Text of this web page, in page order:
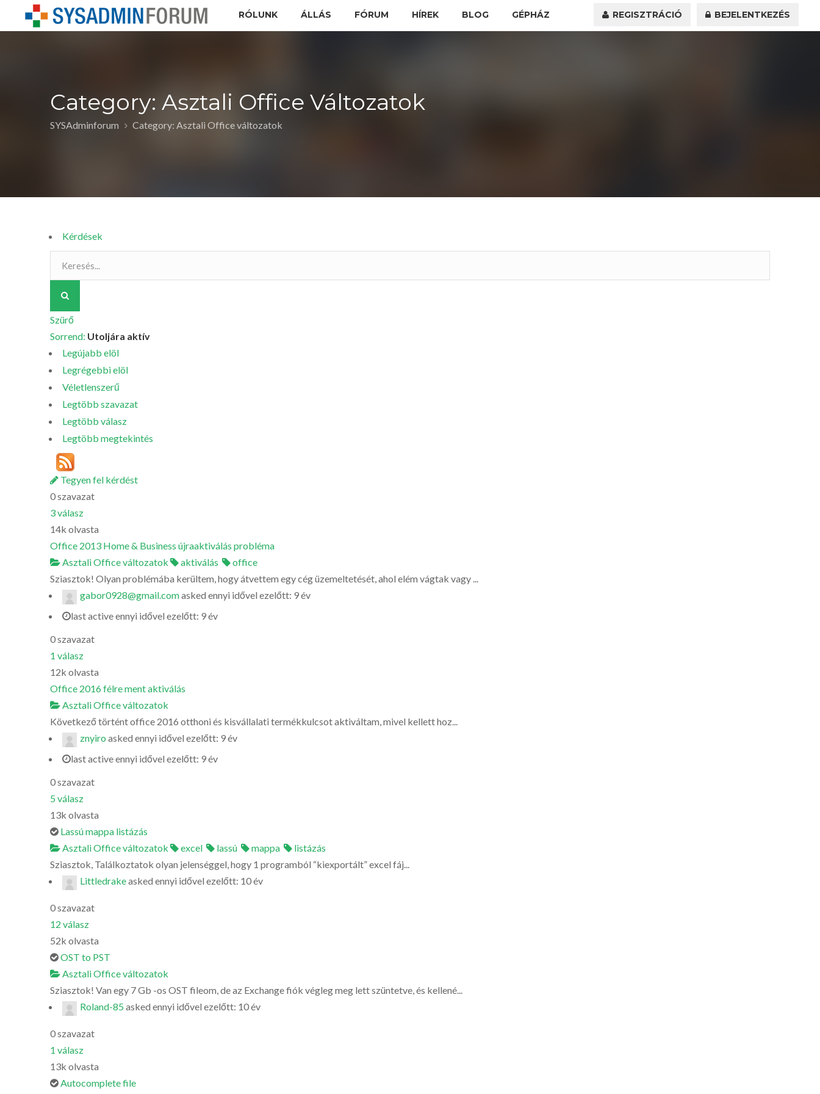
RÓLUNK ÁLLÁS FÓRUM HÍREK BLOG GÉPHÁZ REGISZTRÁCIÓ BEJELENTKEZÉS
Category: Asztali Office Változatok
SYSAdminforum Category: Asztali Office változatok
Kérdések
Szürő
Sorrend: Utoljára aktív
Legújabb elöl
Legrégebbi elöl
Véletlenszerű
Legtöbb szavazat
Legtöbb válasz
Legtöbb megtekintés
Tegyen fel kérdést
0szavazat
3válasz
14k olvasta
Office 2013 Home & Business újraaktiválás probléma
Asztali Office változatok
aktiválás
office
Sziasztok! Olyan problémába kerültem, hogy átvettem egy cég üzemeltetését, ahol elém vágtak vagy ...
gabor0928@gmail.comasked ennyi idővel ezelőtt: 9 év
last active ennyi idővel ezelőtt: 9 év
0szavazat
1 válasz
12k olvasta
Office 2016 félre ment aktiválás
Asztali Office változatok
Következő történt office 2016 otthoni és kisvállalati termékkulcsot aktiváltam, mivel kellett hoz...
znyiro asked ennyi idővel ezelőtt: 9 év
last active ennyi idővel ezelőtt: 9 év
0szavazat
5 válasz
13k olvasta
Lassú mappa listázás
Asztali Office változatok
excel lassú mappa
listázás
Sziasztok, Találkoztatok olyan jelenséggel, hogy 1 programból “kiexportált” excel fáj...
Littledrakeasked ennyi idővel ezelőtt: 10 év
0szavazat
12 válasz
52k olvasta
OST to PST
Asztali Office változatok
Sziasztok! Van egy 7 Gb -os OST fileom, de az Exchange fiók végleg meg lett szüntetve, és kellené...
Roland-85 asked ennyi idővel ezelőtt: 10 év
0szavazat
1 válasz
13k olvasta
Autocomplete file